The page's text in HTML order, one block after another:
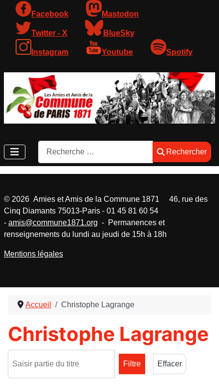
Facebook Mastodon
Twitter - X BlueSky
Instagram Youtube Spotify
Rechercher
Rechercher
Accueil Christophe Lagrange
Christophe Lagrange
Filtre
Effacer
© 2026 Amies et Amis de la Commune 1871 46, rue des
Cinq Diamants 75013-Paris - 01 45 81 60 54
- amis@commune1871.org - Permanences et
renseignements du lundi au jeudi de 15h à 18h
Mentions légales